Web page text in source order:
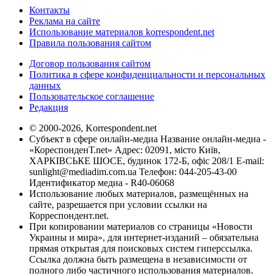
Контакты
Реклама на сайте
Использование материалов korrespondent.net
Правила пользования сайтом
Договор пользования сайтом
Политика в сфере конфиденциальности и персональных
данных
Пользовательское соглашение
Редакция
© 2000-2026, Korrespondent.net
Субъект в сфере онлайн-медиа Название онлайн-медиа -
«КореспонденТ.net» Адрес: 02091, місто Київ,
ХАРКІВСЬКЕ ШОСЕ, будинок 172-Б, офіс 208/1 E-mail:
sunlight@mediadim.com.ua Телефон: 044-205-43-00
Идентификатор медиа - R40-06068
Использование любых материалов, размещённых на
сайте, разрешается при условии ссылки на
Корреспондент.net.
При копировании материалов со страницы «Новости
Украины и мира», для интернет-изданий – обязательна
прямая открытая для поисковых систем гиперссылка.
Ссылка должна быть размещена в независимости от
полного либо частичного использования материалов.